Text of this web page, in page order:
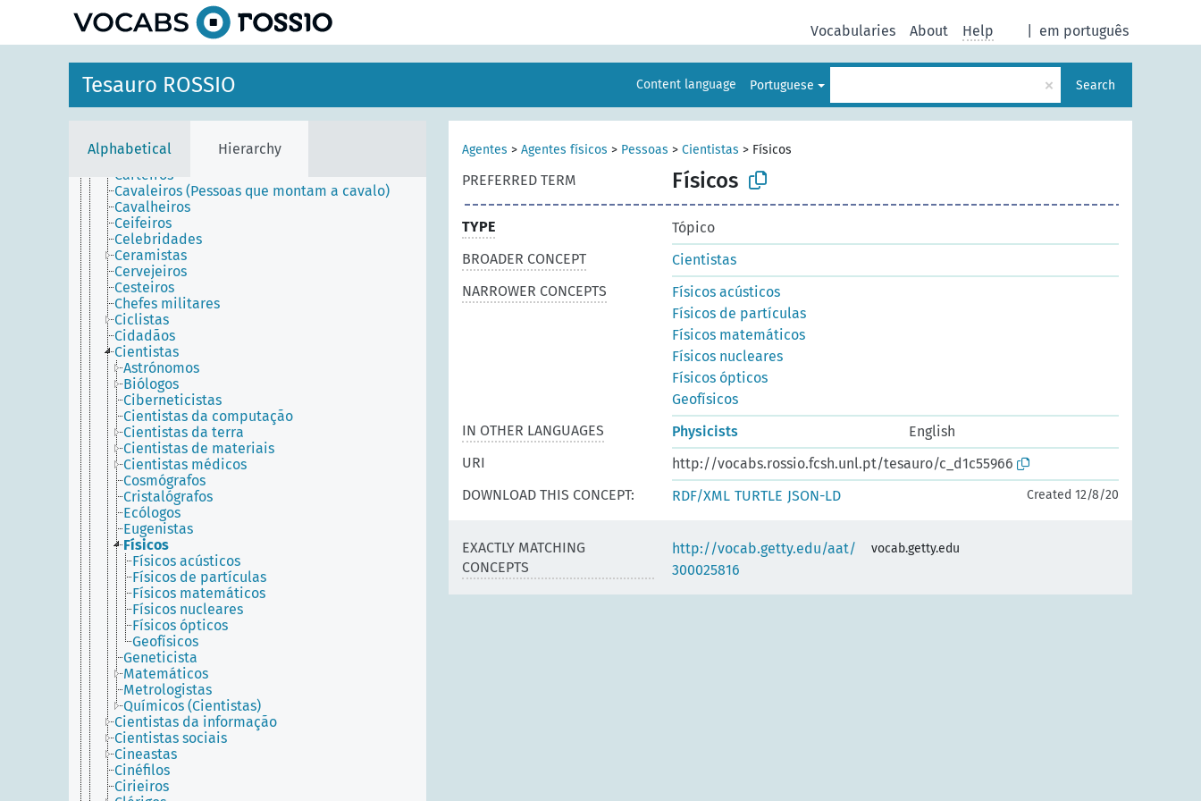
em português
Vocabularies About Help
Tesauro ROSSIO Content language Portuguese × Search
Alphabetical Hierarchy
Cabeleireiros (Pessoas)
Caçadores
Caixistas (Tipógrafos)
Calígrafos
Candeeireiros
Capitalistas
Carniceiros
Carregadores
Carregadores (Transportadores de bagagem)
Carreteiros (Artífices)
Carteiros
Cavaleiros (Pessoas que montam a cavalo)
Cavalheiros
Ceifeiros
Celebridades
Ceramistas
Cervejeiros
Cesteiros
Chefes militares
Ciclistas
Cidadãos
Cientistas
Astrónomos
Biólogos
Ciberneticistas
Cientistas da computação
Cientistas da terra
Cientistas de materiais
Cientistas médicos
Cosmógrafos
Cristalógrafos
Ecólogos
Eugenistas
Físicos
Físicos acústicos
Físicos de partículas
Físicos matemáticos
Físicos nucleares
Físicos ópticos
Geofísicos
Geneticista
Matemáticos
Metrologistas
Químicos (Cientistas)
Cientistas da informação
Cientistas sociais
Cineastas
Cinéfilos
Cirieiros
Agentes > Agentes físicos > Pessoas > Cientistas > Físicos
PREFERRED TERM Físicos
TYPE
Tópico
BROADER CONCEPT
Cientistas
NARROWER CONCEPTS
Físicos acústicos
Físicos de partículas
Físicos matemáticos
Físicos nucleares
Físicos ópticos
Geofísicos
IN OTHER LANGUAGES
Physicists
English
URI
http://vocabs.rossio.fcsh.unl.pt/tesauro/c_d1c55966
DOWNLOAD THIS CONCEPT:
RDF/XML TURTLE JSON-LD Created 12/8/20
EXACTLY MATCHING
CONCEPTS
http://vocab.getty.edu/aat/
300025816
vocab.getty.edu